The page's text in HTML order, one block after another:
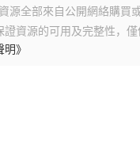
源全部來自公開網絡購買
證資源的可用及完整性，
明》